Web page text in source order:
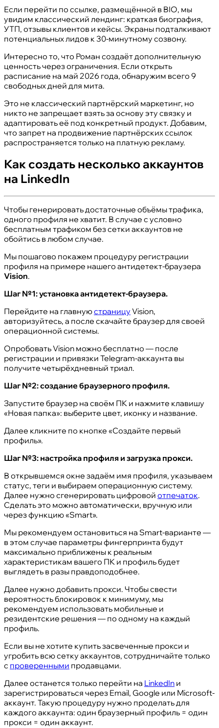
Если перейти по ссылке, размещённой в BIO, мы
увидим классический лендинг: краткая биография,
УТП, отзывы клиентов и кейсы. Экраны подталкивают
потенциальных лидов к 30-минутному созвону.
Интересно то, что Роман создаёт дополнительную
ценность через ограничения. Если открыть
расписание на май 2026 года, обнаружим всего 9
свободных дней для мита.
Это не классический партнёрский маркетинг, но
никто не запрещает взять за основу эту связку и
адаптировать её под конкретный продукт. Добавим,
что запрет на продвижение партнёрских ссылок
распространяется только на платную рекламу.
Как создать несколько аккаунтов
на LinkedIn
Чтобы генерировать достаточные объёмы трафика,
одного профиля не хватит. В случае с условно
бесплатным трафиком без сетки аккаунтов не
обойтись в любом случае.
Мы пошагово покажем процедуру регистрации
профиля на примере нашего антидетект-браузера
Vision.
Шаг №1: установка антидетект-браузера.
Перейдите на главнуюстраницу Vision,
авторизуйтесь, а после скачайте браузер для своей
операционной системы.
Опробовать Vision можно бесплатно — после
регистрации и привязки Telegram-аккаунта вы
получите четырёхдневный триал.
Шаг №2: создание браузерного профиля.
Запустите браузер на своём ПК и нажмите клавишу
«Новая папка»: выберите цвет, иконку и название.
Далее кликните по кнопке «Создайте первый
профиль».
Шаг №3: настройка профиля и загрузка прокси.
В открывшемся окне задаём имя профиля, указываем
статус, теги и выбираем операционную систему.
Далее нужно сгенерировать цифровой отпечаток.
Сделать это можно автоматически, вручную или
через функцию «Smart».
Мы рекомендуем остановиться на Smart-варианте —
в этом случае параметры фингерпринта будут
максимально приближены к реальным
характеристикам вашего ПК и профиль будет
выглядеть в разы правдоподобнее.
Далее нужно добавить прокси. Чтобы свести
вероятность блокировок к минимуму, мы
рекомендуем использовать мобильные и
резидентские решения — по одному на каждый
профиль.
Если вы не хотите купить засвеченные прокси и
угробить всю сетку аккаунтов, сотрудничайте только
с проверенными продавцами.
Далее останется только перейти на LinkedIn и
зарегистрироваться через Email, Google или Microsoft-
аккаунт. Такую процедуру нужно проделать для
каждого аккаунта: один браузерный профиль = один
прокси = один аккаунт.